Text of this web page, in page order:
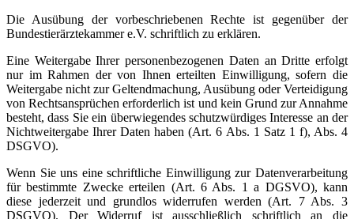
Die Ausübung der vorbeschriebenen Rechte ist gegenüber der
Bundestierärztekammer e.V. schriftlich zu erklären.
Eine Weitergabe Ihrer personenbezogenen Daten an Dritte erfolgt
nur im Rahmen der von Ihnen erteilten Einwilligung, sofern die
Weitergabe nicht zur Geltendmachung, Ausübung oder Verteidigung
von Rechtsansprüchen erforderlich ist und kein Grund zur Annahme
besteht, dass Sie ein überwiegendes schutzwürdiges Interesse an der
Nichtweitergabe Ihrer Daten haben (Art. 6 Abs. 1 Satz 1 f), Abs. 4
DSGVO).
Wenn Sie uns eine schriftliche Einwilligung zur Datenverarbeitung
für bestimmte Zwecke erteilen (Art. 6 Abs. 1 a DGSVO), kann
diese jederzeit und grundlos widerrufen werden (Art. 7 Abs. 3
DSGVO). Der Widerruf ist ausschließlich schriftlich an die